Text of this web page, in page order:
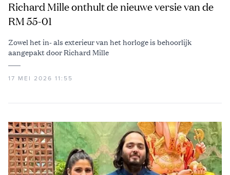
Richard Mille onthult de nieuwe versie van de
RM 55-01
Zowel het in- als exterieur van het horloge is behoorlijk
aangepakt door Richard Mille
17 MEI 2026 11:55